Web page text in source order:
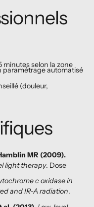
minutes selon la zone
automatisé
(douleur,
MR (2009).
light therapy. Dose
c oxidase in
and IR-A radiation.